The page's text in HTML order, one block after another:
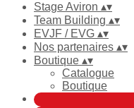
Stage Aviron ▴▾
Team Building ▴▾
EVJF / EVG ▴▾
Nos partenaires ▴▾
Boutique ▴▾
Catalogue
Boutique